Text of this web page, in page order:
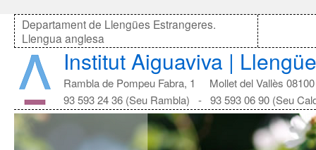
Departament de Llengües Estrangeres.
Llengua anglesa
Institut Aiguaviva |
Rambla de Pompeu Fabra, 1 Mollet del Vallès 08100
93 593 24 36 (Seu Rambla) - 93 593 06 90 (Seu